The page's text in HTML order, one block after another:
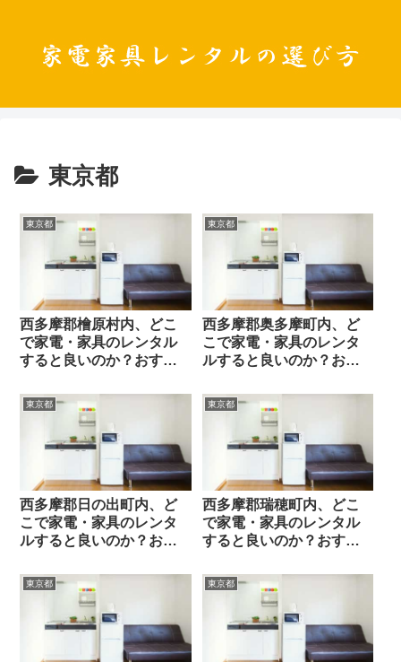
東京都
東京都
西多摩郡檜原村内、どこ
で家電・家具のレンタル
すると良いのか？おすす
のポイント
東京都
西多摩郡奥多摩町内、ど
こで家電・家具のレンタ
ルすると良いのか？おす
方のポイント
東京都
西多摩郡日の出町内、ど
こで家電・家具のレンタ
ルすると良いのか？おす
方のポイント
東京都
西多摩郡瑞穂町内、どこ
で家電・家具のレンタル
すると良いのか？おすす
のポイント
東京都 東京都